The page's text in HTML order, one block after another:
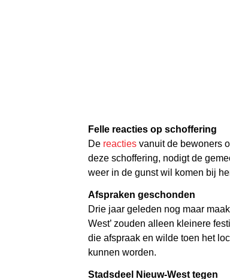
Felle reacties op schoffering
De reacties vanuit de bewoners
deze schoffering, nodigt de
weer in de gunst wil komen bij
Afspraken geschonden
Drie jaar geleden nog maar
West’ zouden alleen kleinere
die afspraak en wilde toen het
kunnen worden.
Stadsdeel Nieuw-West tegen